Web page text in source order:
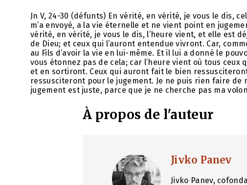
Jn V, 24-30 (défunts) En vérité, en vérité, je vous le dis,
m’a envoyé, a la vie éternelle et ne vient point en
vérité, en vérité, je vous le dis, l’heure vient, et elle est
de Dieu; et ceux qui l’auront entendue vivront. Car,
au Fils d’avoir la vie en lui-même. Et il lui a donné le
vous étonnez pas de cela; car l’heure vient où tous
et en sortiront. Ceux qui auront fait le bien
ressusciteront pour le jugement. Je ne puis rien faire de
jugement est juste, parce que je ne cherche pas ma
À propos de l'auteur
Jivko Panev
Jivko Panev,